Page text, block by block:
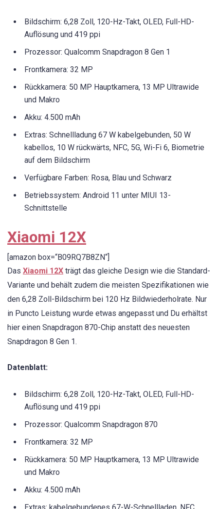
Bildschirm: 6,28 Zoll, 120-Hz-Takt, OLED, Full-HD-
Auflösung und 419 ppi
Prozessor: Qualcomm Snapdragon 8 Gen 1
Frontkamera: 32 MP
Rückkamera: 50 MP Hauptkamera, 13 MP Ultrawide
und Makro
Akku: 4.500 mAh
Extras: Schnellladung 67 W kabelgebunden, 50 W
kabellos, 10 W rückwärts, NFC, 5G, Wi-Fi 6, Biometrie
auf dem Bildschirm
Verfügbare Farben: Rosa, Blau und Schwarz
Betriebssystem: Android 11 unter MIUI 13-
Schnittstelle
Xiaomi 12X
[amazon box=“B09RQ7B8ZN“]
Das Xiaomi 12X trägt das gleiche Design wie die Standard-
Variante und behält zudem die meisten Spezifikationen wie
den 6,28 Zoll-Bildschirm bei 120 Hz Bildwiederholrate. Nur
in Puncto Leistung wurde etwas angepasst und Du erhältst
hier einen Snapdragon 870-Chip anstatt des neuesten
Snapdragon 8 Gen 1.
Datenblatt:
Bildschirm: 6,28 Zoll, 120-Hz-Takt, OLED, Full-HD-
Auflösung und 419 ppi
Prozessor: Qualcomm Snapdragon 870
Frontkamera: 32 MP
Rückkamera: 50 MP Hauptkamera, 13 MP Ultrawide
und Makro
Akku: 4.500 mAh
Extras: kabelgebundenes 67-W-Schnellladen, NFC,